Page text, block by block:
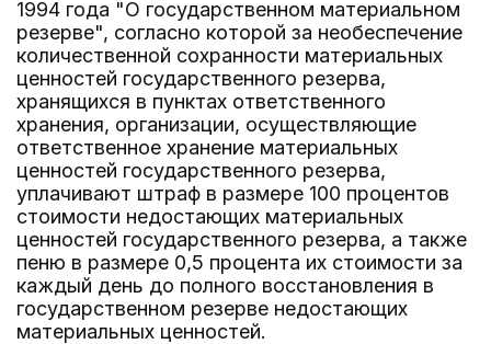
1994 года "О государственном материальном
резерве", согласно которой за необеспечение
количественной сохранности материальных
ценностей государственного резерва,
хранящихся в пунктах ответственного
хранения, организации, осуществляющие
ответственное хранение материальных
ценностей государственного резерва,
уплачивают штраф в размере 100 процентов
стоимости недостающих материальных
ценностей государственного резерва, а также
пеню в размере 0,5 процента их стоимости за
каждый день до полного восстановления в
государственном резерве недостающих
материальных ценностей.